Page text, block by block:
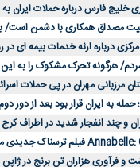
خلیج فارس درباره حملات ایران به
مصداق همکاری با دشمن
درباره ارئه خدمات بیمه ای
هرگونه تحرک مشکوک را به
به ایران قرار بود بعد از دور
و چند انفجار شدید در اطراف کرج
و فرآوری هزاران تن برنج در ژاپن